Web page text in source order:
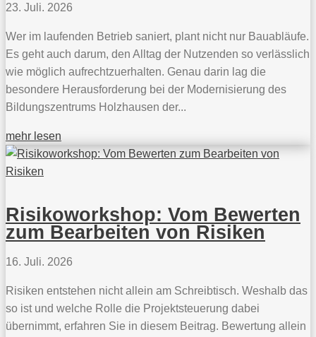
23. Juli. 2026
Wer im laufenden Betrieb saniert, plant nicht nur Bauabläufe.
Es geht auch darum, den Alltag der Nutzenden so verlässlich
wie möglich aufrechtzuerhalten. Genau darin lag die
besondere Herausforderung bei der Modernisierung des
Bildungszentrums Holzhausen der...
mehr lesen
Risikoworkshop: Vom Bewerten
zum Bearbeiten von Risiken
16. Juli. 2026
Risiken entstehen nicht allein am Schreibtisch. Weshalb das
so ist und welche Rolle die Projektsteuerung dabei
übernimmt, erfahren Sie in diesem Beitrag. Bewertung allein